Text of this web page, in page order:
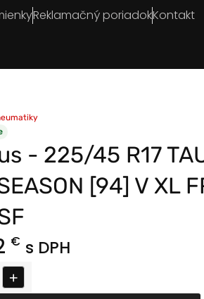
Reklamačný poriadokKontakt
- 225/45 R17
[94] V XL
€ s DPH
+